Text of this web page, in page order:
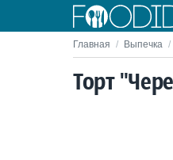
Главная / Выпечка /
Торт